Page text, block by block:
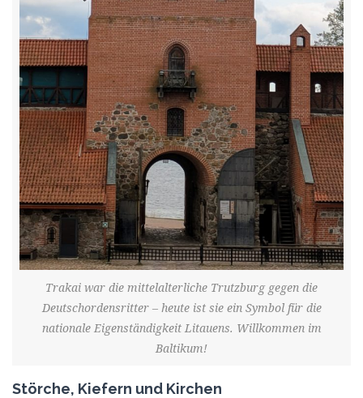
Trakai war die mittelalterliche Trutzburg gegen die
Deutschordensritter – heute ist sie ein Symbol für die
nationale Eigenständigkeit Litauens. Willkommen im
Baltikum!
Störche, Kiefern und Kirchen